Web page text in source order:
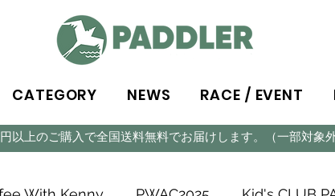
CATEGORY NEWS RACE / EVENT
以上のご購入で全国送料無料でお届けします。（一部対象